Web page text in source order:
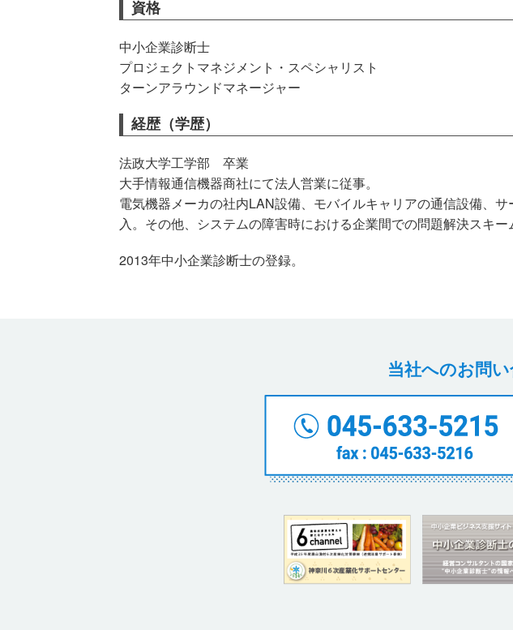
資格
中小企業診断士
プロジェクトマネジメント・スペシャリスト
ターンアラウンドマネージャー
経歴（学歴）
法政大学工学部 卒業
大手情報通信機器商社にて法人営業に従事。
電気機器メーカの社内LAN設備、モバイルキャリアの通信設備、
入。その他、システムの障害時における企業間での問題解決スキー
2013年中小企業診断士の登録。
当社へのお問